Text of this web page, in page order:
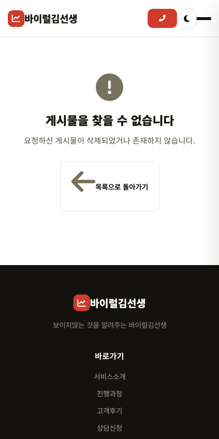
바이럴김선생
게시물을 찾을 수 없습니다
요청하신 게시물이 삭제되었거나 존재하지 않습니다.
목록으로 돌아가기
바이럴김선생
보이지않는 것을 알려주는 바이럴김선생
바로가기
서비스소개
진행과정
고객후기
상담신청